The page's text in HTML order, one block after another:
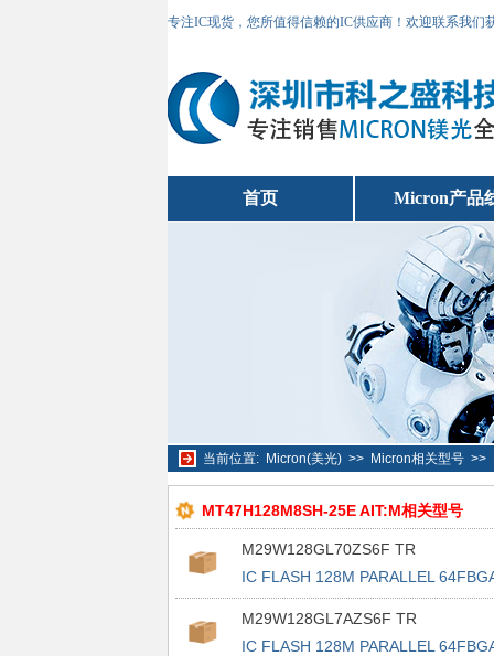
专注IC现货，您所值得信赖的IC供应商！欢迎联系我们
首页 Micron产品
当前位置: Micron(美光)>> Micron相关型号>>
MT47H128M8SH-25E AIT:M相关型号
M29W128GL70ZS6F TR
IC FLASH 128M PARALLEL
M29W128GL7AZS6F TR
IC FLASH 128M PARALLEL